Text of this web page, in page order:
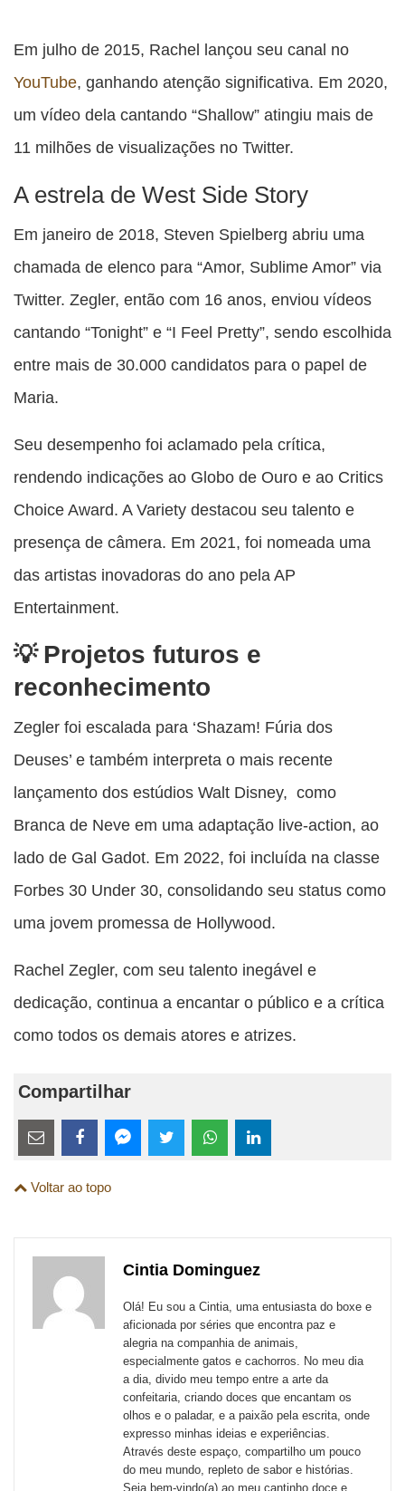
Em julho de 2015, Rachel lançou seu canal no
YouTube, ganhando atenção significativa. Em 2020,
um vídeo dela cantando “Shallow” atingiu mais de
11 milhões de visualizações no Twitter.
A estrela de West Side Story
Em janeiro de 2018, Steven Spielberg abriu uma
chamada de elenco para “Amor, Sublime Amor” via
Twitter. Zegler, então com 16 anos, enviou vídeos
cantando “Tonight” e “I Feel Pretty”, sendo escolhida
entre mais de 30.000 candidatos para o papel de
Maria.
Seu desempenho foi aclamado pela crítica,
rendendo indicações ao Globo de Ouro e ao Critics
Choice Award. A Variety destacou seu talento e
presença de câmera. Em 2021, foi nomeada uma
das artistas inovadoras do ano pela AP
Entertainment.
Projetos futuros e
reconhecimento
Zegler foi escalada para ‘Shazam! Fúria dos
Deuses’ e também interpreta o mais recente
lançamento dos estúdios Walt Disney, como
Branca de Neve em uma adaptação live-action, ao
lado de Gal Gadot. Em 2022, foi incluída na classe
Forbes 30 Under 30, consolidando seu status como
uma jovem promessa de Hollywood.
Rachel Zegler, com seu talento inegável e
dedicação, continua a encantar o público e a crítica
como todos os demais atores e atrizes.
Compartilhar
Estes
links
são
externos
esta
Email
esta
FacebookMessenger
TwitterWhatsAppLinkedIn
Voltar ao topo
Cintia Dominguez
Olá! Eu sou a Cintia, uma entusiasta do boxe e
aficionada por séries que encontra paz e
alegria na companhia de animais,
especialmente gatos e cachorros. No meu dia
a dia, divido meu tempo entre a arte da
confeitaria, criando doces que encantam os
olhos e o paladar, e a paixão pela escrita, onde
expresso minhas ideias e experiências.
Através deste espaço, compartilho um pouco
do meu mundo, repleto de sabor e histórias.
Seja bem-vindo(a) ao meu cantinho doce e